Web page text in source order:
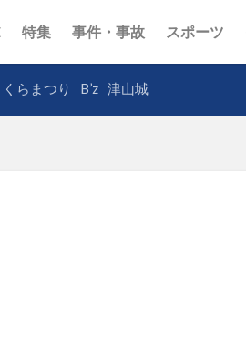
特集 事件・事故 スポーツ
らまつり B’z 津山城